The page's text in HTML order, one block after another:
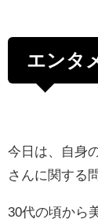
エンタ
今日は、自身
さんに関する
30代の頃から